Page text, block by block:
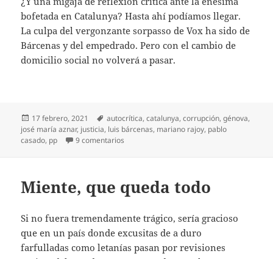
bofetada en Catalunya? Hasta ahí podíamos llegar.
La culpa del vergonzante sorpasso de Vox ha sido de
Bárcenas y del empedrado. Pero con el cambio de
domicilio social no volverá a pasar.
Publicado
el
17 febrero, 2021 Etiquetas
autocrítica,catalunya,corrupción,génova,
josé maría aznar, justicia, luis bárcenas, mariano rajoy, pablo
casado, pp 9 comentarios
Miente, que queda todo
Si no fuera tremendamente trágico, sería gracioso
que en un país donde excusitas de a duro
farfulladas como letanías pasan por revisiones